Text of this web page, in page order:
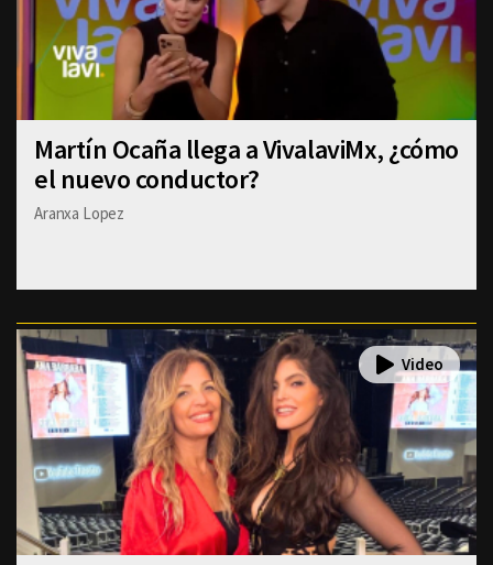
Martín Ocaña llega a VivalaviMx, ¿cómo
el nuevo conductor?
Aranxa Lopez